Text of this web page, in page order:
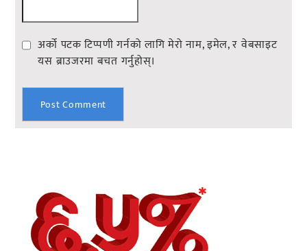
अर्को पटक टिप्पणी गर्नको लागि मेरो नाम, इमेल, र वेबसाइट
यस ब्राउजरमा बचत गर्नुहोस्।